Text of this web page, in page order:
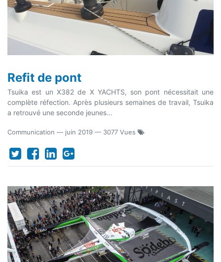
Refit de pont
Tsuika est un X382 de X YACHTS, son pont nécessitait une
complète réfection. Après plusieurs semaines de travail, Tsuika
a retrouvé une seconde jeunes...
Communication — juin 2019 — 3077 Vues